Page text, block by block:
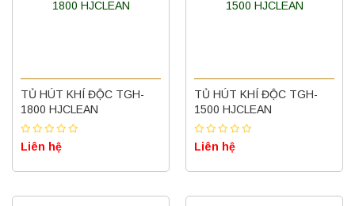
TỦ HÚT KHÍ ĐỘC TGH-
1800 HJCLEAN
Liên hệ
TỦ HÚT KHÍ ĐỘC TGH-
1500 HJCLEAN
Liên hệ